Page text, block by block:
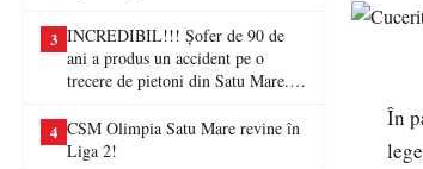
3 INCREDIBIL!!! Șofer de 90 de
ani a produs un accident pe o
trecere de pietoni din Satu Mare. O
4 CSM Olimpia Satu Mare revine în
Liga 2!
În